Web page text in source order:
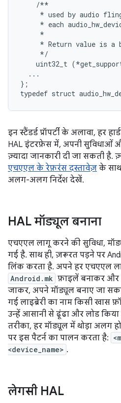
    /**
* used by audio
* each
     *
* Return value is a
     */
uint32_t
  ...
};
इन स्टैंडर्ड प्रॉपर्टी के अलावा, हर
HAL इंटरफ़ेस में, अपनी सुविधाओं
ज़्यादा जानकारी दी जा सकती है.
एचएएल के रेफ़रंस दस्तावेज़ के
अलग-अलग निर्देश देखें.
HAL मॉड्यूल बनाना
एचएएल लागू करने की सुविधा,
गई है. साथ ही, ज़रूरत पड़ने पर
लिंक करता है. अपने हर एचएएल
Android.mk फ़ाइलें बनाकर और
जाकर, अपने मॉड्यूल बनाए जा
गई लाइब्रेरी का नाम किसी खास
उन्हें आसानी से ढूंढा और लोड
तरीका, हर मॉड्यूल में थोड़ा अलग
पर इस पैटर्न का पालन करता है:
<device_name> .
लेगसी HAL